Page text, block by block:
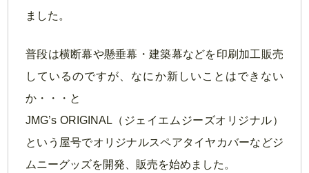
ました。
普段は横断幕や懸垂幕・建築幕などを印刷加工販売
しているのですが、なにか新しいことはできない
か・・・と
JMG’s ORIGINAL（ジェイエムジーズオリジナル）
という屋号でオリジナルスペアタイヤカバーなどジ
ムニーグッズを開発、販売を始めました。